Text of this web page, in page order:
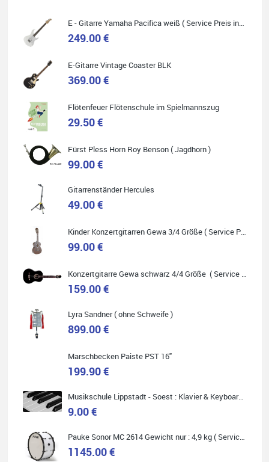
Quelle: Google-Rezension
Das Musikhaus Stöppel ist super!
Ich habe eine Westerngitarre gekauft.
Die Qualität und das Preis-Leistungsverhältnis sind erstaunlich.
ich empfehle es jedem der sich ein Musikinstrument zulegen
möchte.
Carsten Spiegel
Ich war auf der Suche nach einem neuen Keyboard und bin
telefonisch. Nachdem die Entscheidung zum Kauf gefallen war,
wurde alles zusammengestellt, so dass ich alles nur noch
abholen musste. Top!
Quelle: Google-Rezension
E - Gitarre Yamaha Pacifica weiß ( Service Preis inkl. Werkstatt Service )
249.00 €
E-Gitarre Vintage Coaster BLK
369.00 €
Flötenfeuer Flötenschule im Spielmannszug
29.50 €
Fürst Pless Horn Roy Benson ( Jagdhorn )
99.00 €
Gitarrenständer Hercules
49.00 €
Kinder Konzertgitarren Gewa 3/4 Größe ( Service Preis inkl. Werkstatt Service )
99.00 €
Konzertgitarre Gewa schwarz 4/4 Größe ( Service Preis inkl. Werkstatt Service )
159.00 €
Lyra Sandner ( ohne Schweife )
899.00 €
Marschbecken Paiste PST 16"
199.90 €
Musikschule Lippstadt - Soest : Klavier & Keyboardunterricht
9.00 €
Pauke Sonor MC 2614 Gewicht nur : 4,9 kg ( Service Preis inkl. Werkstatt Service )
1145.00 €